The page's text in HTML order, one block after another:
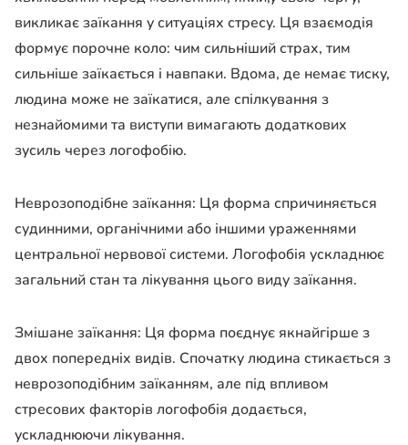
викликаєзаїкання у ситуаціях стресу. Ця взаємодія
формує порочне коло: чим сильніший страх, тим
сильніше заїкається і навпаки. Вдома, де немає тиску,
людина може не заїкатися, але спілкування з
незнайомими та виступи вимагають додаткових
зусиль черезлогофобію.
Неврозоподібне заїкання: Ця форма спричиняється
судинними, органічними або іншими ураженнями
центральної нервової системи. Логофобія ускладнює
загальний стан та лікування цього видузаїкання.
Змішане заїкання: Ця форма поєднує якнайгірше з
двох попередніх видів. Спочатку людина стикається з
неврозоподібним заїканням, але під впливом
стресових факторів логофобія додається,
ускладнюючи лікування.